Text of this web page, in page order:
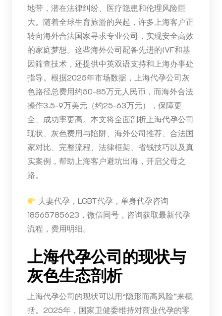
地带，潜在法律纠纷、医疗隐患和伦理风险巨
大。随着全球生育旅游的兴起，许多上海客户正
转向海外合法国家寻求专业公司，实现安全高效
的家庭梦想。这些海外公司配备先进的IVF和基
因筛查技术，还提供中英双语支持和上海办事处
指导。根据2025年市场数据，上海代孕公司灰
色路径总费用约50-85万元人民币，而海外合法
操作3.5-9万美元（约25-63万元），保障更
全、成功率更高。本文将全面剖析上海代孕公司
现状、灰色费用与陷阱、海外公司推荐、合法国
家对比、完整流程、法律框架、省钱技巧以及真
实案例，帮助上海客户避坑出海，开启父母之
路。
夫妻代孕，LGBT代孕，单身代孕咨询
18565785623，微信同号，咨询获取最新代孕
流程，费用明细。
上海代孕公司的现状与
灰色生态剖析
上海代孕公司的现状可以用“隐形而高风险”来概
括。2025年，国家卫健委维持对商业代孕的零